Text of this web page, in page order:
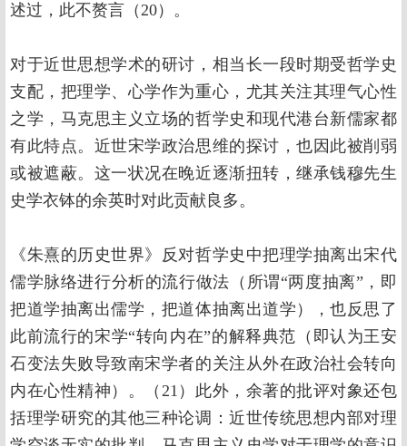
述过，此不赘言（20）。
对于近世思想学术的研讨，相当长一段时期受哲学史
支配，把理学、心学作为重心，尤其关注其理气心性
之学，马克思主义立场的哲学史和现代港台新儒家都
有此特点。近世宋学政治思维的探讨，也因此被削弱
或被遮蔽。这一状况在晚近逐渐扭转，继承钱穆先生
史学衣钵的余英时对此贡献良多。
《朱熹的历史世界》反对哲学史中把理学抽离出宋代
儒学脉络进行分析的流行做法（所谓“两度抽离”，即
把道学抽离出儒学，把道体抽离出道学），也反思了
此前流行的宋学“转向内在”的解释典范（即认为王安
石变法失败导致南宋学者的关注从外在政治社会转向
内在心性精神）。（21）此外，余著的批评对象还包
括理学研究的其他三种论调：近世传统思想内部对理